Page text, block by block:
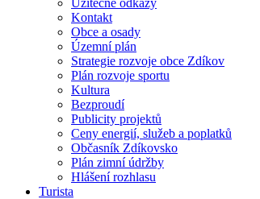
Kontakt
Obce a osady
Územní plán
Strategie rozvoje obce Zdíkov
Plán rozvoje sportu
Kultura
Bezproudí
Publicity projektů
Ceny energií, služeb a poplatků
Občasník Zdíkovsko
Plán zimní údržby
Hlášení rozhlasu
Turista